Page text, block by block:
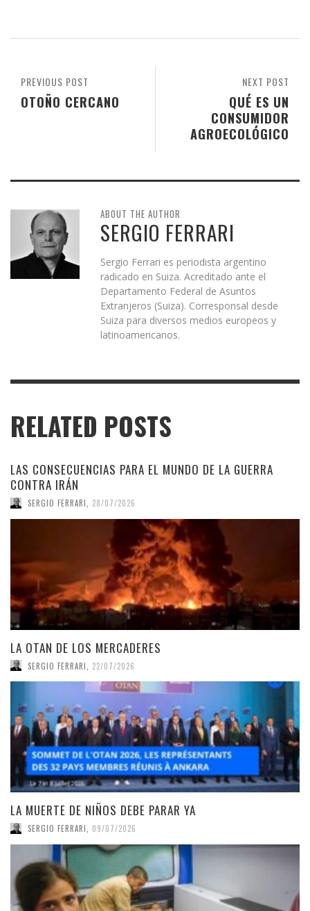
NEXT POST
QUÉ ES UN
CONSUMIDOR
AGROECOLÓGICO
PREVIOUS POST
OTOÑO CERCANO
ABOUT THE AUTHOR
SERGIO FERRARI
Sergio Ferrari es periodista argentino
radicado en Suiza. Acreditado ante el
Departamento Federal de Asuntos
Extranjeros (Suiza). Corresponsal desde
Suiza para diversos medios europeos y
latinoamericanos.
RELATED POSTS
LAS CONSECUENCIAS PARA EL MUNDO DE LA GUERRA
CONTRA IRÁN
SERGIO FERRARI 28/07/2026
LA OTAN DE LOS MERCADERES
SERGIO FERRARI 22/07/2026
LA MUERTE DE NIÑOS DEBE PARAR YA
SERGIO FERRARI, 09/07/2026